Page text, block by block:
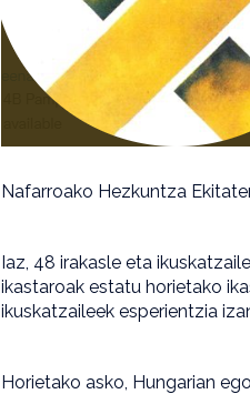
Nafarroako Hezkuntza
Iaz, 48 irakasle eta
ikastaroak estatu horietako
ikuskatzaileek esperientzia
Horietako asko, Hungarian